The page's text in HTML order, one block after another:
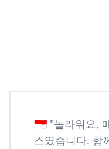
🇮🇩 "놀라워요,
스였습니다. 함